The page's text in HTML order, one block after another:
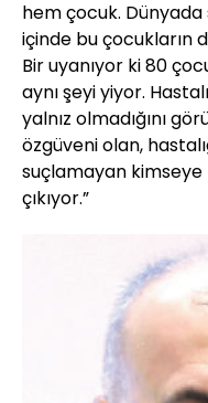
hem çocuk.
içinde bu çocukların
Bir uyanıyor ki 80
aynı şeyi yiyor.
yalnız olmadığını
özgüveni olan,
suçlamayan
çıkıyor.”